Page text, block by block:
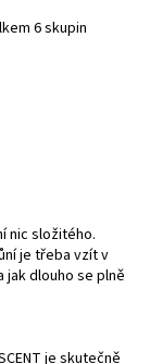
6 skupin
nic složitého.
je třeba vzít v
dlouho se plně
je skutečně